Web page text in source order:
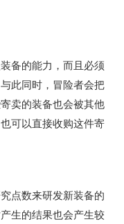
备的能力，而且必须
此同时，冒险者会把
卖的装备也会被其他
可以直接收购这件寄
点数来研发新装备的
生的结果也会产生较